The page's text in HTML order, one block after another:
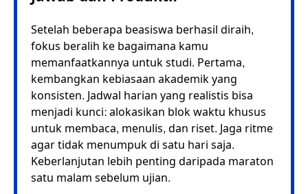
Setelah beberapa beasiswa berhasil diraih,
fokus beralih ke bagaimana kamu
memanfaatkannya untuk studi. Pertama,
kembangkan kebiasaan akademik yang
konsisten. Jadwal harian yang realistis bisa
menjadi kunci: alokasikan blok waktu khusus
untuk membaca, menulis, dan riset. Jaga ritme
agar tidak menumpuk di satu hari saja.
Keberlanjutan lebih penting daripada maraton
satu malam sebelum ujian.